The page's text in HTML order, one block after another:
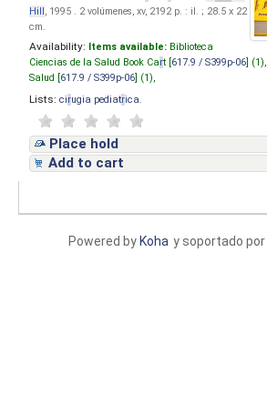
Hill, 1995 . 2 volúmenes, xv, 2192 p. : il. ; 28.5 x 22
cm.
Availability: Items available: Biblioteca
Ciencias de la Salud Book Cart [ 617.9 / S399p-06 ] (1),
Salud [ 617.9 / S399p-06 ] (1),
Lists: cirugia pediatrica
Place hold
Add to cart
y soportado por
Powered by Koha